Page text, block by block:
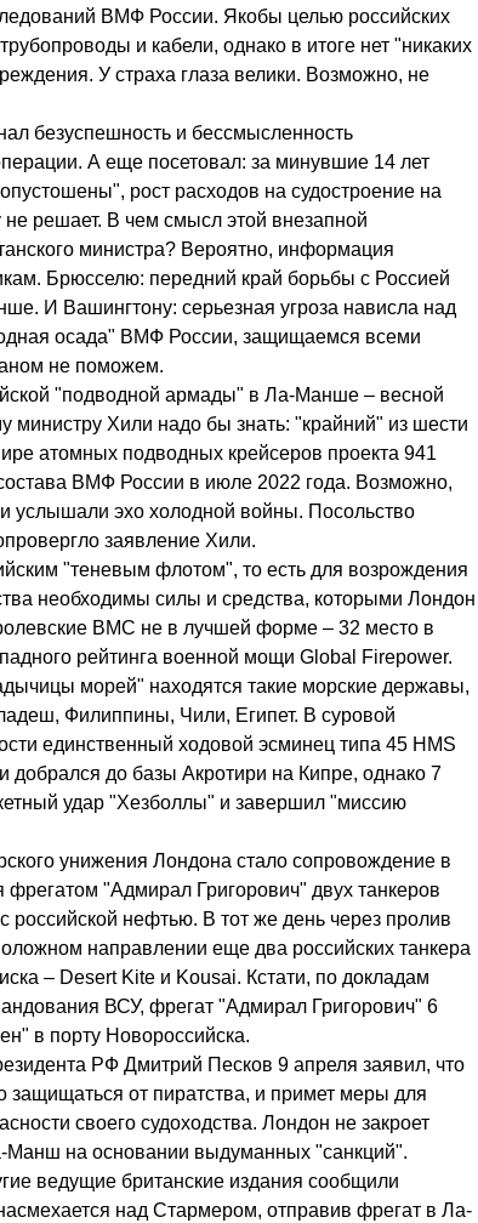
ВМФ России. Якобы целью российских
и кабели, однако в итоге нет "никаких
У страха глаза велики. Возможно, не
безуспешность и бессмысленность
А еще посетовал: за минувшие 14 лет
рост расходов на судостроение на
решает. В чем смысл этой внезапной
министра? Вероятно, информация
Брюсселю: передний край борьбы с Россией
И Вашингтону: серьезная угроза нависла над
осада" ВМФ России, защищаемся всеми
не поможем.
"подводной армады" в Ла-Манше – весной
министру Хили надо бы знать: "крайний" из шести
атомных подводных крейсеров проекта 941
ВМФ России в июле 2022 года. Возможно,
услышали эхо холодной войны. Посольство
заявление Хили.
"теневым флотом", то есть для возрождения
необходимы силы и средства, которыми Лондон
ВМС не в лучшей форме – 32 место в
рейтинга военной мощи Global Firepower.
морей" находятся такие морские державы,
Филиппины, Чили, Египет. В суровой
единственный ходовой эсминец типа 45 HMS
добрался до базы Акротири на Кипре, однако 7
удар "Хезболлы" и завершил "миссию
унижения Лондона стало сопровождение в
"Адмирал Григорович" двух танкеров
российской нефтью. В тот же день через пролив
направлении еще два российских танкера
– Desert Kite и Kousai. Кстати, по докладам
ВСУ, фрегат "Адмирал Григорович" 6
в порту Новороссийска.
РФ Дмитрий Песков 9 апреля заявил, что
защищаться от пиратства, и примет меры для
своего судоходства. Лондон не закроет
Манш на основании выдуманных "санкций".
ведущие британские издания сообщили
над Стармером, отправив фрегат в Ла-